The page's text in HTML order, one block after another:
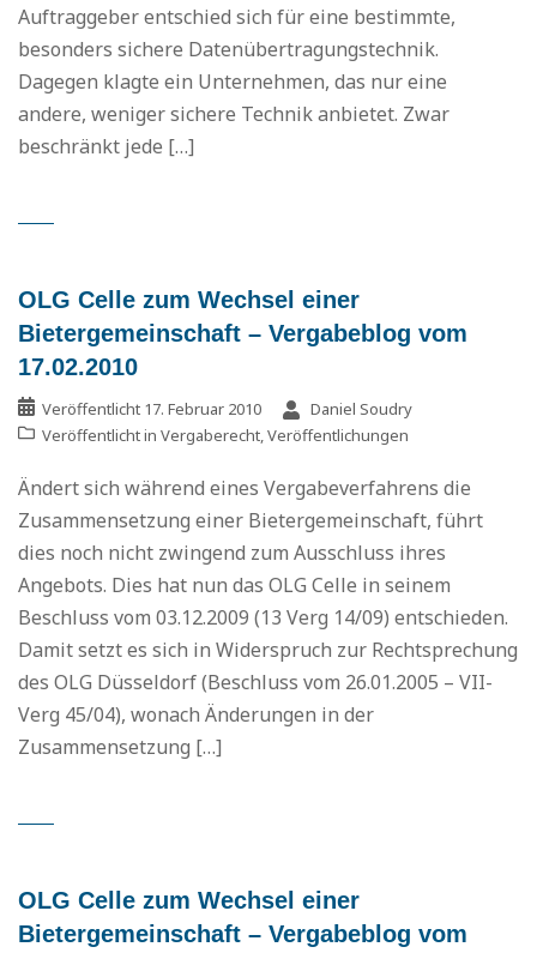
Auftraggeber entschied sich für eine bestimmte,
besonders sichere Datenübertragungstechnik.
Dagegen klagte ein Unternehmen, das nur eine
andere, weniger sichere Technik anbietet. Zwar
beschränkt jede […]
OLG Celle zum Wechsel einer
Bietergemeinschaft – Vergabeblog vom
17.02.2010
Veröffentlicht 17. Februar 2010
Daniel Soudry
Veröffentlicht in Vergaberecht,Veröffentlichungen
Ändert sich während eines Vergabeverfahrens die
Zusammensetzung einer Bietergemeinschaft, führt
dies noch nicht zwingend zum Ausschluss ihres
Angebots. Dies hat nun das OLG Celle in seinem
Beschluss vom 03.12.2009 (13 Verg 14/09) entschieden.
Damit setzt es sich in Widerspruch zur Rechtsprechung
des OLG Düsseldorf (Beschluss vom 26.01.2005 – VII-
Verg 45/04), wonach Änderungen in der
Zusammensetzung […]
OLG Celle zum Wechsel einer
Bietergemeinschaft – Vergabeblog vom